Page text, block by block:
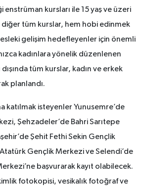
enstrüman kursları ile 15 yaş ve üzeri
tüm kurslar, hem hobi edinmek
gelişim hedefleyenler için önemli
kadınlara yönelik düzenlenen
tüm kurslar, kadın ve erkek
planlandı.
katılmak isteyenler Yunusemre’de
Şehzadeler’de Bahri Sarıtepe
Şehit Fethi Sekin Gençlik
Gençlik Merkezi ve Selendi’de
başvurarak kayıt olabilecek.
fotokopisi, vesikalık fotoğraf ve